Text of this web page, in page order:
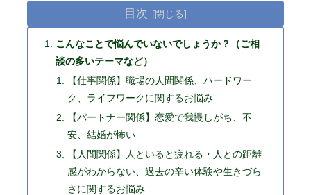
目次
こんなことで悩んでいないでしょうか？（ご相
談の多いテーマなど）
【仕事関係】職場の人間関係、ハードワー
ク、ライフワークに関するお悩み
【パートナー関係】恋愛で我慢しがち、不
安、結婚が怖い
【人間関係】人といると疲れる・人との距離
感がわからない、過去の辛い体験や生きづら
さに関するお悩み